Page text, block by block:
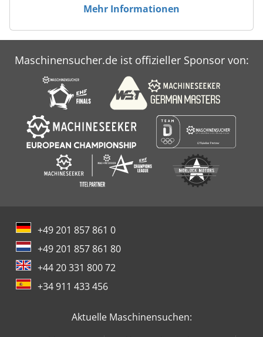
Mehr Informationen
Maschinensucher.de ist offizieller Sponsor von:
+49 201 857 861 0
+49 201 857 861 80
+44 20 331 800 72
+34 911 433 456
Aktuelle Maschinensuchen: